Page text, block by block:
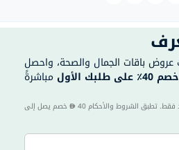
عروض باقات الجمال والصحة، واحصل
خصم 40٪ على طلبك الأول